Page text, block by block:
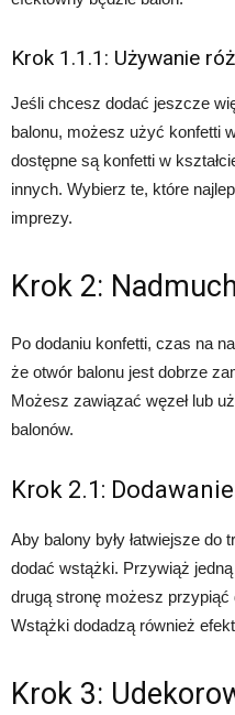
Krok 1.1.1: Używanie
Jeśli chcesz dodać jeszcze
balonu, możesz użyć konfetti
dostępne są konfetti w
innych. Wybierz te, które
imprezy.
Krok 2:
Po dodaniu konfetti, czas na
że otwór balonu jest dobrze
Możesz zawiązać węzeł lub
balonów.
Krok 2.1:
Aby balony były łatwiejsze
dodać wstążki. Przywiąż
drugą stronę możesz
Wstążki dodadzą również
Krok 3: